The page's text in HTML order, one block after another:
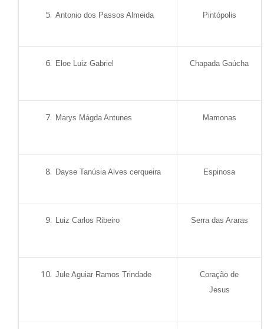
Antonio dos Passos Almeida Pintópolis
Eloe Luiz Gabriel Chapada Gaúcha
Marys Mágda Antunes Mamonas
Dayse Tanúsia Alves cerqueira Espinosa
Luiz Carlos Ribeiro Serra das Araras
Jule Aguiar Ramos Trindade
Coração de
Jesus